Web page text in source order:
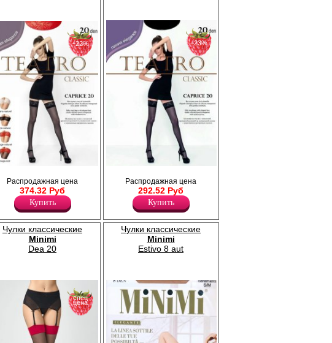
(8 см) на силиконовой
прозрачный мысок.
−22%
Распродажная цена
374.32 Руб
Купить
резинкой (8 см) на силиконовой основе,
укреплённый прозрачный мысок.
Плотность 20ден
Лайкра 15%
−23%
Распродажная цена
292.52 Руб
Купить
Чулки классические
Minimi
Dea 20
спец
цена
Чулки классические
Minimi
Estivo 8 aut